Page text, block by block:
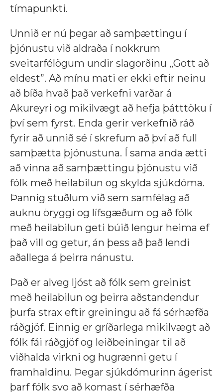
tímapunkti.
Unnið er nú þegar að samþættingu í
þjónustu við aldraða í nokkrum
sveitarfélögum undir slagorðinu ,,Gott að
eldest”. Að mínu mati er ekki eftir neinu
að bíða hvað það verkefni varðar á
Akureyri og mikilvægt að hefja þátttöku í
því sem fyrst. Enda gerir verkefnið ráð
fyrir að unnið sé í skrefum að því að full
samþætta þjónustuna. Í sama anda ætti
að vinna að samþættingu þjónustu við
fólk með heilabilun og skylda sjúkdóma.
Þannig stuðlum við sem samfélag að
auknu öryggi og lífsgæðum og að fólk
með heilabilun geti búið lengur heima ef
það vill og getur, án þess að það lendi
aðallega á þeirra nánustu.
Það er alveg ljóst að fólk sem greinist
með heilabilun og þeirra aðstandendur
þurfa strax eftir greiningu að fá sérhæfða
ráðgjöf. Einnig er gríðarlega mikilvægt að
fólk fái ráðgjöf og leiðbeiningar til að
viðhalda virkni og hugrænni getu í
framhaldinu. Þegar sjúkdómurinn ágerist
þarf fólk svo að komast í sérhæfða